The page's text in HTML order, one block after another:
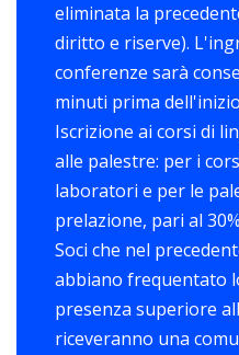
eliminata la
diritto e riserve).
conferenze sarà
minuti prima
Iscrizione ai corsi di
alle palestre: per i
laboratori e per le
prelazione, pari al
Soci che nel
abbiano frequentato
presenza superiore
riceveranno una